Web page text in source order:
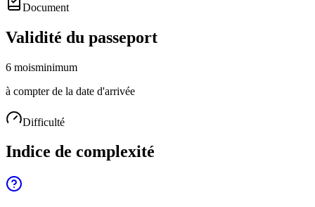
Document
Validité du passeport
6 moisminimum
à compter de la date d'arrivée
Difficulté
Indice de complexité